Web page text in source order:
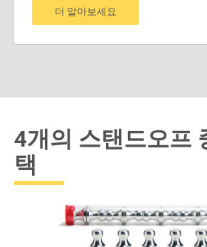
더 알아보세요
4개의 스탠드오프
택